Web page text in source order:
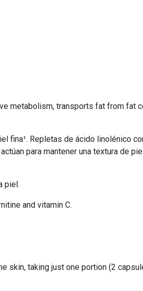
metabolism, transports fat from fat
fina¹. Repletas de ácido linolénico
para mantener una textura de
piel.
and vitamin C.
skin, taking just one portion (2